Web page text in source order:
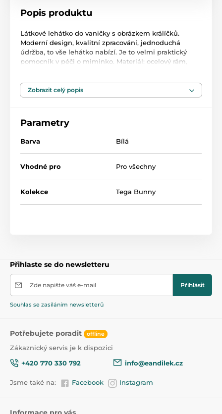
Popis produktu
Látkové lehátko do vaničky s obrázkem králíčků.
Moderní design, kvalitní zpracování, jednoduchá
údržba, to vše lehátko nabízí. Je to velmi praktický
pomocník v péči o miminko. Materiál: ocelový rám,
cca 42x20 cm.
Produkt je zařazen v kategoriích
Zobrazit celý popis
Parametry
Barva Bílá
Vhodné pro Pro všechny
Kolekce Tega Bunny
Přihlaste se do newsletteru
Zde napište váš e-mail Přihlásit
Souhlas se zasíláním newsletterů
Potřebujete poradit offline
Zákaznický servis je k dispozici
+420 770 330 792
info@eandilek.cz
Jsme také na: Facebook Instagram